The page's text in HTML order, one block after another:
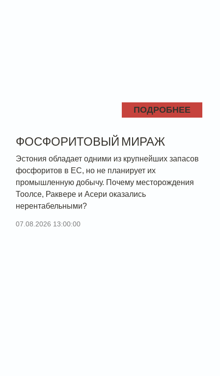
ПОДРОБНЕЕ
ФОСФОРИТОВЫЙ МИРАЖ
Эстония обладает одними из крупнейших запасов
фосфоритов в ЕС, но не планирует их
промышленную добычу. Почему месторождения
Тоолсе, Раквере и Асери оказались
нерентабельными?
07.08.2026 13:00:00